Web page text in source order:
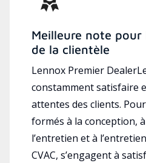
Meilleure note
de la clientèle
Lennox Premier
constamment satisfaire
attentes des clients.
formés à la conception,
l’entretien et à
CVAC, s’engagent à